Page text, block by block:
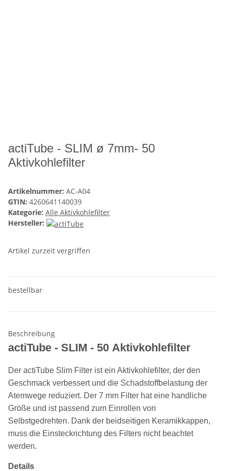
actiTube - SLIM ø 7mm- 50
Aktivkohlefilter
Artikelnummer: AC-A04
GTIN: 4260641140039
Kategorie: Alle Aktivkohlefilter
Hersteller:
Artikel zurzeit vergriffen
bestellbar
Beschreibung
actiTube - SLIM - 50 Aktivkohlefilter
Der actiTube Slim Filter ist ein Aktivkohlefilter, der den
Geschmack verbessert und die Schadstoffbelastung der
Atemwege reduziert. Der 7 mm Filter hat eine handliche
Größe und ist passend zum Einrollen von
Selbstgedrehten. Dank der beidseitigen Keramikkappen,
muss die Einsteckrichtung des Filters nicht beachtet
werden.
Details